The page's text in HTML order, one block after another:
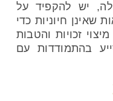
יש להקפיד על
שאינן חיוניות כדי
זכויות והטבות
בהתמודדות עם